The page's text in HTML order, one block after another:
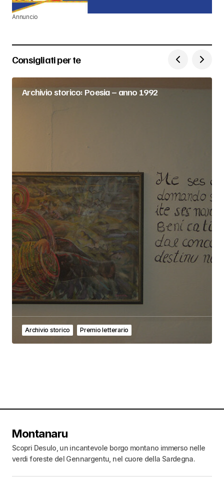
Annuncio
Consigliati per te
Archivio storico: Poesia – anno 1992
Archivio storico Premio letterario
Montanaru
Scopri Desulo, un incantevole borgo montano immerso nelle
verdi foreste del Gennargentu, nel cuore della Sardegna.